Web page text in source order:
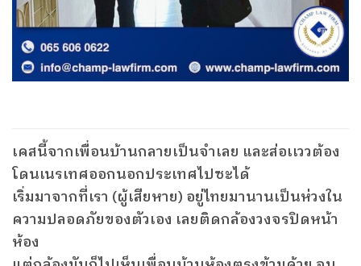
เคสนี้จากเพื่อนบ้านกลายเป็นจำเลย และส่อเเววต้อง
โดนเนรเทศออกนอกประเทศไปซะได้
เริ่มมาจากที่เรา (ผู้เสียหาย) อยู่ไทยมานานเป็นห่วงใน
ความปลอดภัยของตัวเอง เลยติดกล้องวงจรปิดหน้า
ห้อง